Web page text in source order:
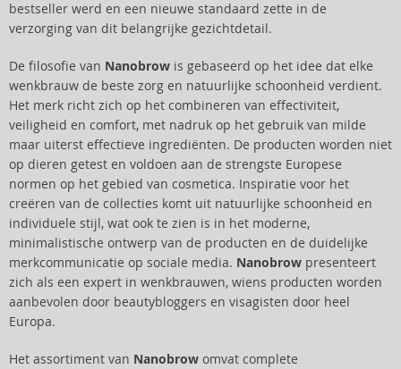
bestseller werd en een nieuwe standaard zette in de
verzorging van dit belangrijke gezichtdetail.
De filosofie van Nanobrow is gebaseerd op het idee dat elke
wenkbrauw de beste zorg en natuurlijke schoonheid verdient.
Het merk richt zich op het combineren van effectiviteit,
veiligheid en comfort, met nadruk op het gebruik van milde
maar uiterst effectieve ingrediënten. De producten worden niet
op dieren getest en voldoen aan de strengste Europese
normen op het gebied van cosmetica. Inspiratie voor het
creëren van de collecties komt uit natuurlijke schoonheid en
individuele stijl, wat ook te zien is in het moderne,
minimalistische ontwerp van de producten en de duidelijke
merkcommunicatie op sociale media. Nanobrow presenteert
zich als een expert in wenkbrauwen, wiens producten worden
aanbevolen door beautybloggers en visagisten door heel
Europa.
Het assortiment van Nanobrow omvat complete